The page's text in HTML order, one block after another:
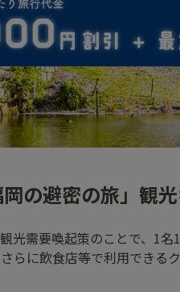
岡の避密の旅」観
光需要喚起策のことで、1名
らに飲食店等で利用できる